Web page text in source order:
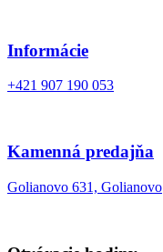
Informácie
+421 907 190 053
Kamenná predajňa
Golianovo 631, Golianovo